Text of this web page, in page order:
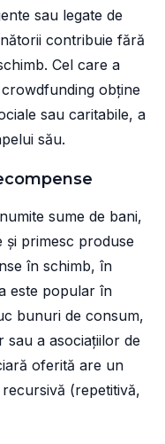
sau legate de
contribuie fără
Cel care a
obține
sau caritabile, a
său.
sume de bani,
și primesc produse
în schimb, în
este popular în
bunuri de consum,
sau a asociațiilor de
oferită are un
(repetitivă,